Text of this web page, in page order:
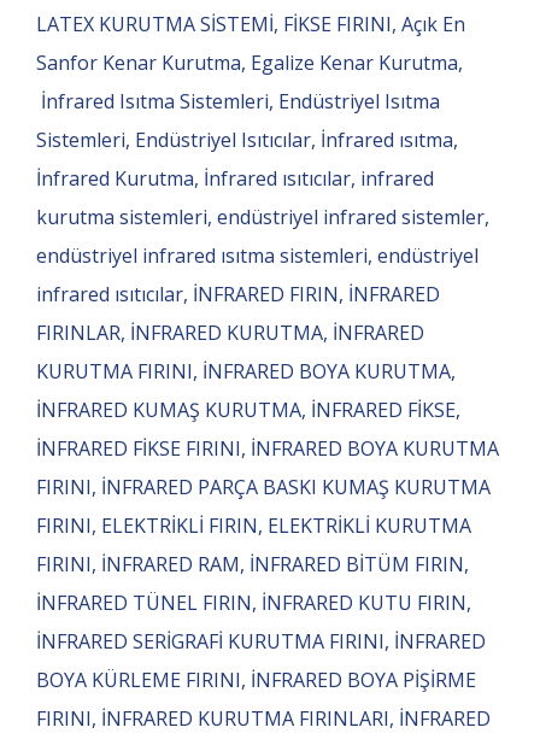
LATEX KURUTMA SİSTEMİ, FİKSE FIRINI, Açık En
Sanfor Kenar Kurutma, Egalize Kenar Kurutma,
İnfrared Isıtma Sistemleri, Endüstriyel Isıtma
Sistemleri, Endüstriyel Isıtıcılar, İnfrared ısıtma,
İnfrared Kurutma, İnfrared ısıtıcılar, infrared
kurutma sistemleri, endüstriyel infrared sistemler,
endüstriyel infrared ısıtma sistemleri, endüstriyel
infrared ısıtıcılar, İNFRARED FIRIN, İNFRARED
FIRINLAR, İNFRARED KURUTMA, İNFRARED
KURUTMA FIRINI, İNFRARED BOYA KURUTMA,
İNFRARED KUMAŞ KURUTMA, İNFRARED FİKSE,
İNFRARED FİKSE FIRINI, İNFRARED BOYA KURUTMA
FIRINI, İNFRARED PARÇA BASKI KUMAŞ KURUTMA
FIRINI, ELEKTRİKLİ FIRIN, ELEKTRİKLİ KURUTMA
FIRINI, İNFRARED RAM, İNFRARED BİTÜM FIRIN,
İNFRARED TÜNEL FIRIN, İNFRARED KUTU FIRIN,
İNFRARED SERİGRAFİ KURUTMA FIRINI, İNFRARED
BOYA KÜRLEME FIRINI, İNFRARED BOYA PİŞİRME
FIRINI, İNFRARED KURUTMA FIRINLARI, İNFRARED